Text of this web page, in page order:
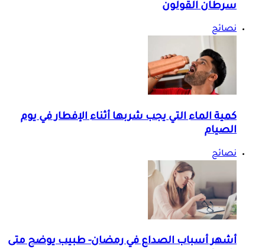
سرطان القولون
نصائح
كمية الماء التي يجب شربها أثناء الإفطار في يوم
الصيام
نصائح
أشهر أسباب الصداع في رمضان- طبيب يوضح متى